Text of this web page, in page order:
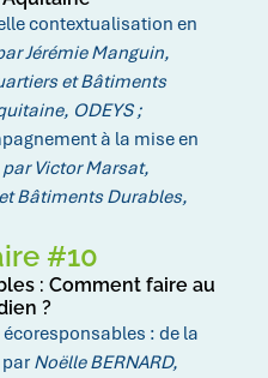
contextualisation en
Jérémie Manguin,
et Bâtiments
ODEYS ;
à la mise en
par Victor Marsat,
Bâtiments Durables,
#10
: Comment faire au
?
: de la
Noëlle BERNARD,